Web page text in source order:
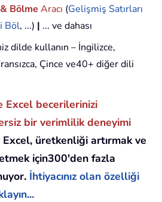
Bölme Aracı (Gelişmiş Satırları
Böl, ...) | ... ve dahası
dilde kullanın – İngilizce,
Çince ve40+ diğer dili
Excel becerilerinizi
bir verimlilik deneyimi
üretkenliği artırmak ve
için300'den fazla
İhtiyacınız olan özelliği